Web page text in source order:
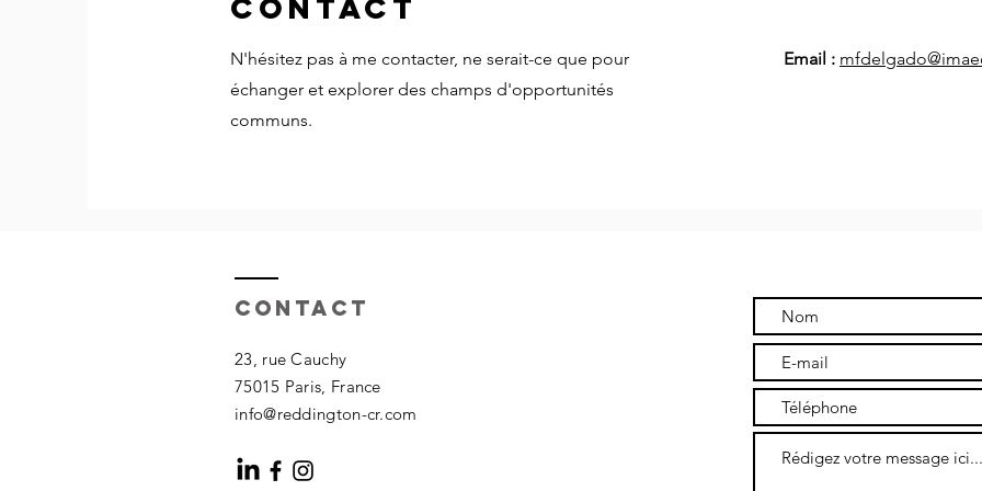
Contact
N'hésitez pas à me contacter, ne serait-ce que pour
échanger et explorer des champs d'opportunités
communs.
Email :
Contact
23, rue Cauchy
75015 Paris, France
info@reddington-cr.com